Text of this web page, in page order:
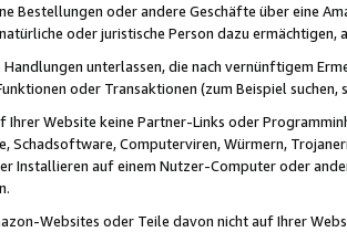
Bestellungen oder andere Geschäfte über eine
oder juristische Person dazu
unterlassen, die nach vernünftigem
oder Transaktionen (zum Beispiel
Ihrer Website keine Partner-Links oder
Schadsoftware, Computerviren, Würmern,
Installieren auf einem Nutzer-Computer oder
Websites oder Teile davon nicht auf Ihrer